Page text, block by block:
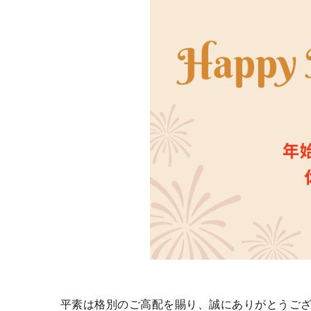
平素は格別のご高配を賜り、誠にありがとうご